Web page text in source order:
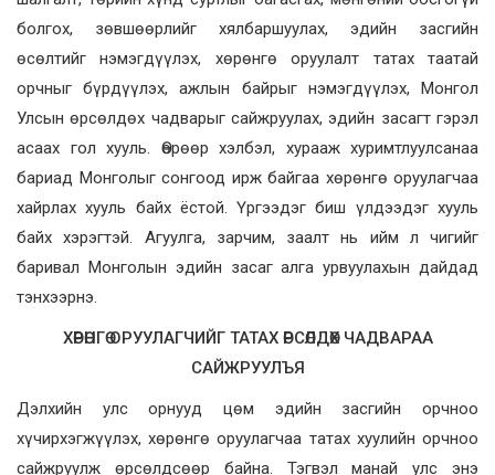
болгох, зөвшөөрлийг хялбаршуулах, эдийн засгийн
өсөлтийг нэмэгдүүлэх, хөрөнгө оруулалт татах таатай
орчныг бүрдүүлэх, ажлын байрыг нэмэгдүүлэх, Монгол
Улсын өрсөлдөх чадварыг сайжруулах, эдийн засагт гэрэл
асаах гол хууль. Өөрөөр хэлбэл, хурааж хуримтлуулсанаа
бариад Монголыг сонгоод ирж байгаа хөрөнгө оруулагчаа
хайрлах хууль байх ёстой. Үргээдэг биш үлдээдэг хууль
байх хэрэгтэй. Агуулга, зарчим, заалт нь ийм л чигийг
баривал Монголын эдийн засаг алга урвуулахын дайдад
тэнхээрнэ.
ХӨРӨНГӨ ОРУУЛАГЧИЙГ ТАТАХ ӨРСӨЛДӨХ ЧАДВАРАА
САЙЖРУУЛЪЯ
Дэлхийн улс орнууд цөм эдийн засгийн орчноо
хүчирхэгжүүлэх, хөрөнгө оруулагчаа татах хуулийн орчноо
сайжруулж өрсөлдсөөр байна. Тэгвэл манай улс энэ